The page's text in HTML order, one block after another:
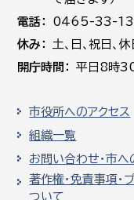
電話
0465-33-
休み
土､日､祝日、
開庁時間
平日8時
市役所へのアクセス
組織一覧
お問い合わせ・市へ
著作権・免責事項・
ついて